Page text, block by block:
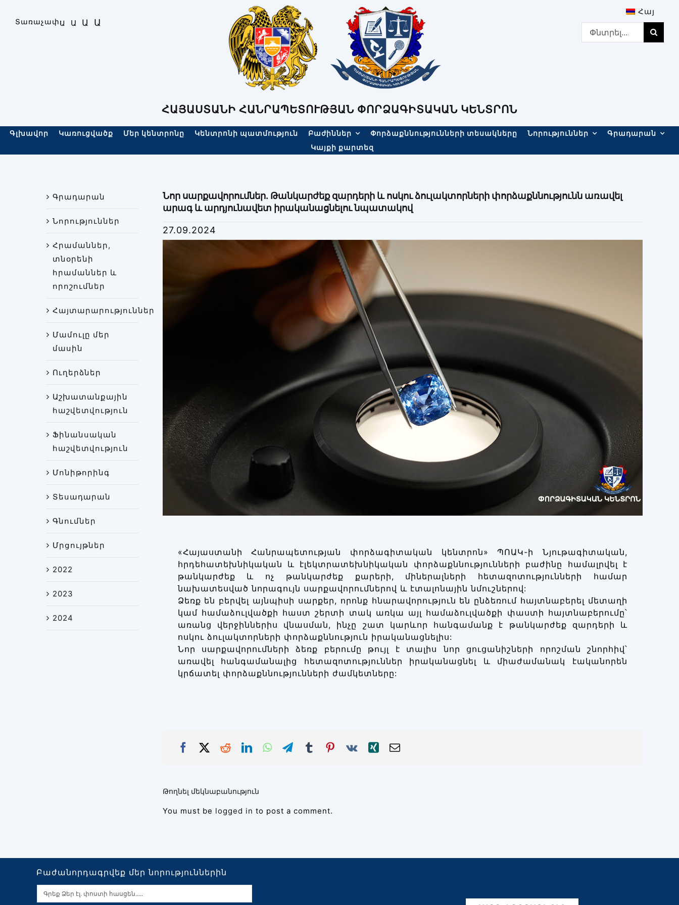
Տառաչափ։Ա Ա Ա Ա
Հայ
Search
for:
ՀԱՅԱՍՏԱՆԻ ՀԱՆՐԱՊԵՏՈՒԹՅԱՆ ՓՈՐՁԱԳԻՏԱԿԱՆ ԿԵՆՏՐՈՆ
Գլխավոր Կառուցվածք Մեր կենտրոնը Կենտրոնի պատմություն Բաժիններ Փորձաքննությունների տեսակները Նորություններ
Գրադարան
Կայքի քարտեզ
Գրադարան
Նորություններ
Հրամաններ,
տնօրենի
հրամաններ և
որոշումներ
Հայտարարություններ
Մամուլը մեր
մասին
Ուղերձներ
Աշխատանքային
հաշվետվություն
Ֆինանսական
հաշվետվություն
Մոնիթորինգ
Տեսադարան
Գնումներ
Մրցույթներ
2022
2023
2024
Նոր սարքավորումներ․ Թանկարժեք զարդերի և ոսկու ձուլակտորների փորձաքննությունն առավել
արագ և արդյունավետ իրականացնելու նպատակով
27.09.2024
«Հայաստանի Հանրապետության փորձագիտական կենտրոն» ՊՈԱԿ-ի Նյութագիտական,
հրդեհատեխնիկական և էլեկտրատեխնիկական փորձաքննությունների բաժինը համալրվել է
թանկարժեք և ոչ թանկարժեք քարերի, միներալների հետազոտությունների համար
նախատեսված նորագույն սարքավորումներով և էտալոնային նմուշներով:
Ձեռք են բերվել այնպիսի սարքեր, որոնք հնարավորություն են ընձեռում հայտնաբերել մետաղի
կամ համաձուլվածքի հաստ շերտի տակ առկա այլ համաձուլվածքի փաստի հայտնաբերումը՝
առանց վերջիններիս վնասման, ինչը շատ կարևոր հանգամանք է թանկարժեք զարդերի և
ոսկու ձուլակտորների փորձաքննություն իրականացնելիս:
Նոր սարքավորումների ձեռք բերումը թույլ է տալիս նոր ցուցանիշների որոշման շնորհիվ՝
առավել հանգամանալից հետազոտություններ իրականացնել և միաժամանակ էականորեն
կրճատել փորձաքննությունների ժամկետները:
Թողնել մեկնաբանություն
You must be logged in to post a comment.
Բաժանորդագրվեք մեր նորություններին